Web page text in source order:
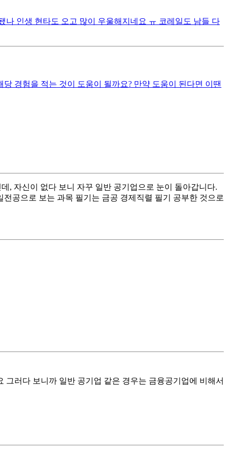
인생 현타도 오고 많이 우울해지네요 ㅠ 코레일도 남들 다
경험을 적는 것이 도움이 될까요? 만약 도움이 된다면 이땐
, 자신이 없다 보니 자꾸 일반 공기업으로 눈이 돌아갑니다.
공으로 보는 과목 필기는 금공 경제직렬 필기 공부한 것으로
러다 보니까 일반 공기업 같은 경우는 금융공기업에 비해서